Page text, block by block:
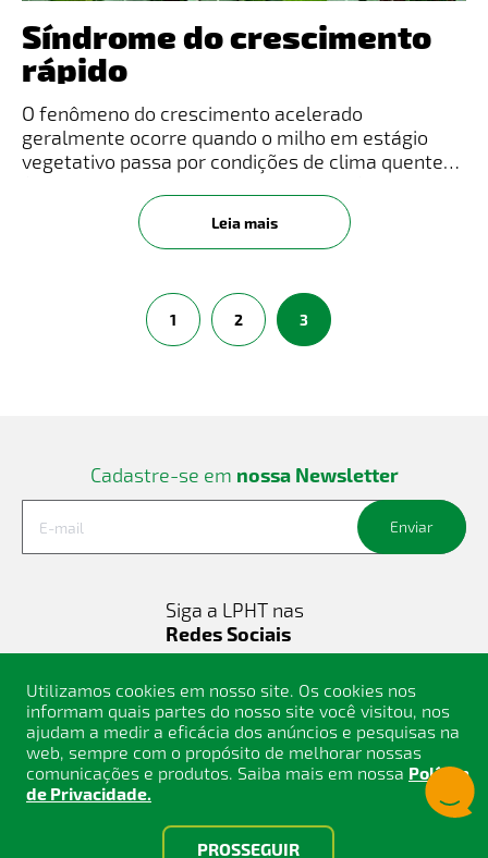
Síndrome do crescimento
rápido
O fenômeno do crescimento acelerado
geralmente ocorre quando o milho em estágio
vegetativo passa por condições de clima quente
clima frio (temperaturas amenas com dias
nublados) num curto período de tempo. Iss
Leia mais
1 2 3
Cadastre-se em nossa Newsletter
Enviar
Siga a LPHT nas
Redes Sociais
Utilizamos cookies em nosso site. Os cookies nos
informam quais partes do nosso site você visitou, nos
ajudam a medir a eficácia dos anúncios e pesquisas na
web, sempre com o propósito de melhorar nossas
comunicações e produtos. Saiba mais em nossa Política
de Privacidade.
PROSSEGUIR